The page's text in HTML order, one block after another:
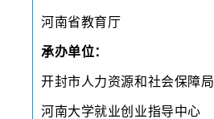
河南省教育厅
承办单位：
开封市人力资源和社会保障局
河南大学就业创业指导中心